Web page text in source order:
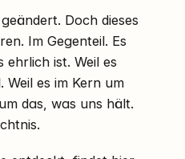
Doch dieses
Im Gegenteil. Es
ehrlich ist. Weil es
Weil es im Kern um
das, was uns hält.